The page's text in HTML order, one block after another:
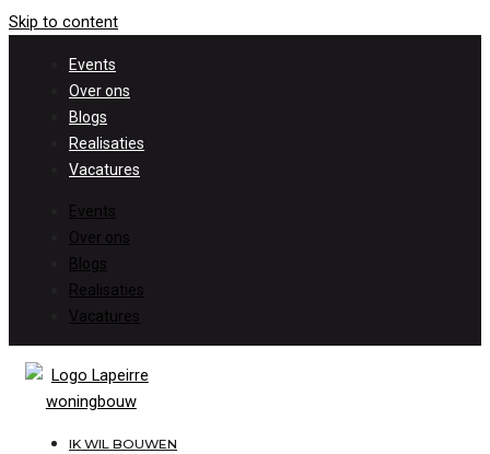
Skip to content
Events
Over ons
Blogs
Realisaties
Vacatures
Events
Over ons
Blogs
Realisaties
Vacatures
IK WIL BOUWEN